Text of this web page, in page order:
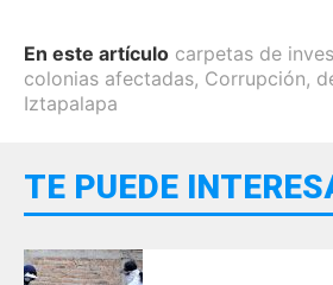
En este artículo carpetas de
colonias afectadas, Corrupción,
Iztapalapa
TE PUEDE